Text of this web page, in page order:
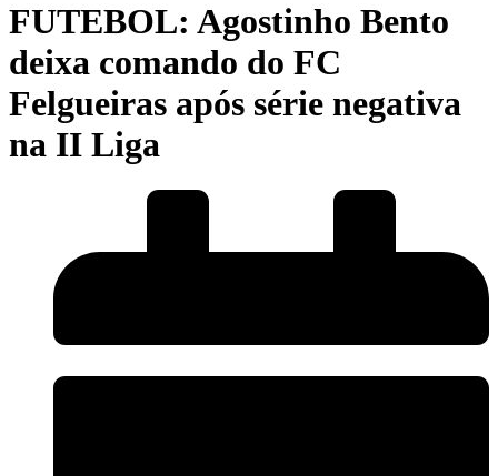
FUTEBOL: Agostinho Bento
deixa comando do FC
Felgueiras após série negativa
na II Liga